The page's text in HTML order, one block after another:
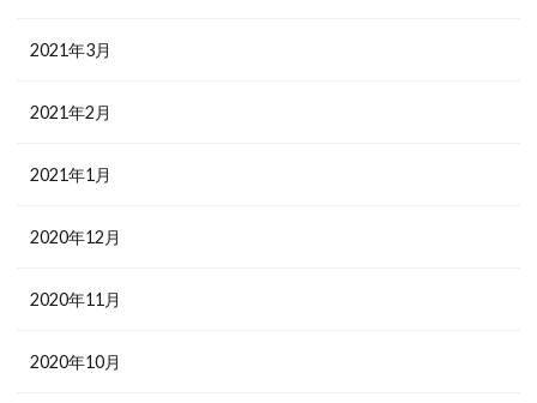
2021年3月
2021年2月
2021年1月
2020年12月
2020年11月
2020年10月